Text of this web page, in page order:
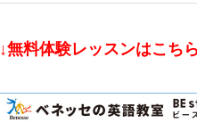
↓無料体験レッスンはこち